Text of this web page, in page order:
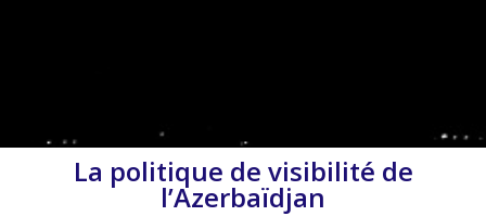
La politique de visibilité de
l’Azerbaïdjan